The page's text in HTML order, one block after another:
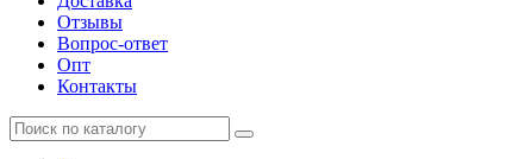
Отзывы
Вопрос-ответ
Опт
Контакты